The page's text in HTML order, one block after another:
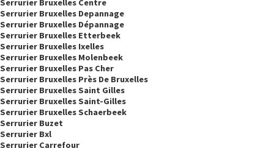
Serrurier Bruxelles Centre
Serrurier Bruxelles Depannage
Serrurier Bruxelles Dépannage
Serrurier Bruxelles Etterbeek
Serrurier Bruxelles Ixelles
Serrurier Bruxelles Molenbeek
Serrurier Bruxelles Pas Cher
Serrurier Bruxelles Près De Bruxelles
Serrurier Bruxelles Saint Gilles
Serrurier Bruxelles Saint-Gilles
Serrurier Bruxelles Schaerbeek
Serrurier Buzet
Serrurier Bxl
Serrurier Carrefour